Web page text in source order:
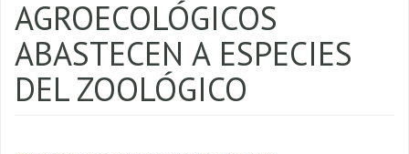
AGROECOLÓGICOS
ABASTECEN A ESPECIES
DEL ZOOLÓGICO